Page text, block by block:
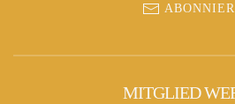
MITGLIED